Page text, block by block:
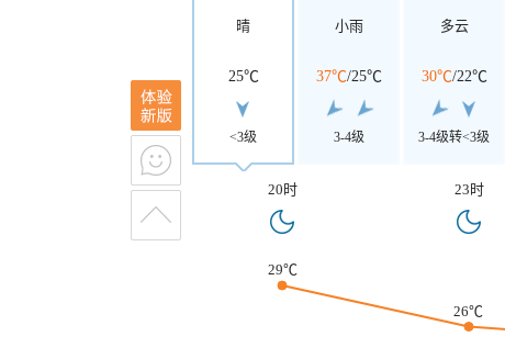
晴
25℃
<3级
小雨
37℃/25℃
3-4级
多云
30℃/22℃
3-4级转<3级
20时 23时
29℃
26℃